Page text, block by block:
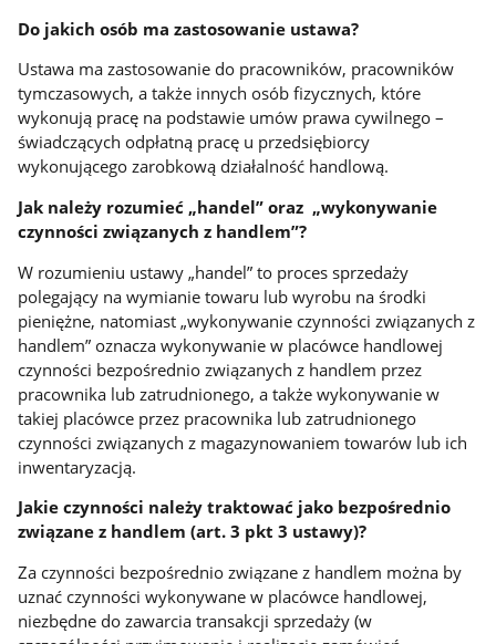
Do jakich osób ma zastosowanie ustawa?
Ustawa ma zastosowanie do pracowników, pracowników
tymczasowych, a także innych osób fizycznych, które
wykonują pracę na podstawie umów prawa cywilnego –
świadczących odpłatną pracę u przedsiębiorcy
wykonującego zarobkową działalność handlową.
Jak należy rozumieć „handel” oraz „wykonywanie
czynności związanych z handlem”?
W rozumieniu ustawy „handel” to proces sprzedaży
polegający na wymianie towaru lub wyrobu na środki
pieniężne, natomiast „wykonywanie czynności związanych z
handlem” oznacza wykonywanie w placówce handlowej
czynności bezpośrednio związanych z handlem przez
pracownika lub zatrudnionego, a także wykonywanie w
takiej placówce przez pracownika lub zatrudnionego
czynności związanych z magazynowaniem towarów lub ich
inwentaryzacją.
Jakie czynności należy traktować jako bezpośrednio
związane z handlem (art. 3 pkt 3 ustawy)?
Za czynności bezpośrednio związane z handlem można by
uznać czynności wykonywane w placówce handlowej,
niezbędne do zawarcia transakcji sprzedaży (w